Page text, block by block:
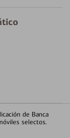
de Banca
selectos.